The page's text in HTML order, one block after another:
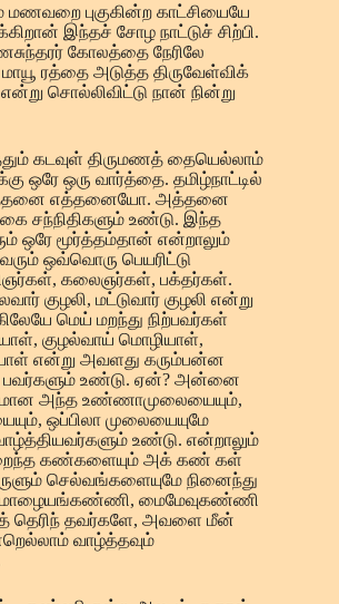
புகுகின்ற காட்சியையே
இந்தச் சோழ நாட்டுச் சிற்பி.
கோலத்தை நேரிலே
ரத்தை அடுத்த திருவேள்விக்
சொல்லிவிட்டு நான் நின்று
கடவுள் திருமணத் தையெல்லாம்
ஒரே ஒரு வார்த்தை. தமிழ்நாட்டில்
எத்தனையோ. அத்தனை
சந்நிதிகளும் உண்டு. இந்த
ஒரே மூர்த்தம்தான் என்றாலும்
ஒவ்வொரு பெயரிட்டு
கலைஞர்கள், பக்தர்கள்.
குழலி, மட்டுவார் குழலி என்று
மெய் மறந்து நிற்பவர்கள்
குழல்வாய் மொழியாள்,
என்று அவளது கரும்பன்ன
பவர்களும் உண்டு. ஏன்? அன்னை
அந்த உண்ணாமுலையையும்,
ஒப்பிலா முலையையுமே
உண்டு. என்றாலும்
கண்களையும் அக் கண் கள்
செல்வங்களையுமே நினைந்து
மைமேவுகண்ணி
தெரிந் தவர்களே, அவளை மீன்
வாழ்த்தவும்